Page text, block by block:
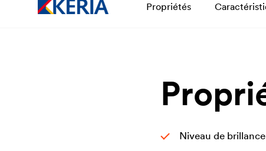
Propriétés
Niveau de